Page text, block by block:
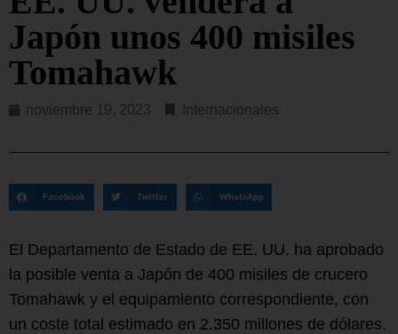
Japón unos 400 misiles
Tomahawk
noviembre 19, 2023 Internacionales
Facebook Twitter WhatsApp
El Departamento de Estado de EE. UU. ha aprobado
la posible venta a Japón de 400 misiles de crucero
Tomahawk y el equipamiento correspondiente, con
un coste total estimado en 2.350 millones de dólares.